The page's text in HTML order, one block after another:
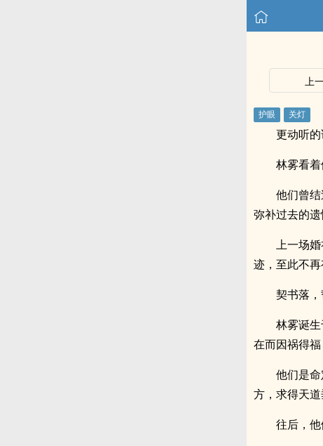
上
更动听
林雾看
他们曾
弥补过去的遗
上一场
迹，至此不再
契书落，
林雾诞
在而因祸得福
他们是
方，求得天道
往后，他